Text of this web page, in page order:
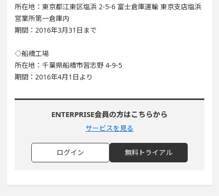
所在地：東京都江東区塩浜 2-5-6 富士倉庫運輸 東京支店塩浜
営業所第一倉庫内
期間：2016年3月31日まで
◇船橋工場
所在地：千葉県船橋市習志野 4-9-5
期間：2016年4月1日より
ENTERPRISE会員の方はこちらから
サービスを見る
ログイン 無料トライアル